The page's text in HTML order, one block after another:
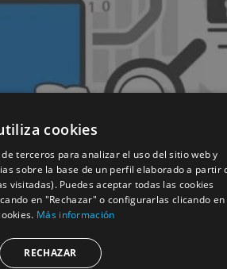
se erigen como pilares
cookies
de terceros para analizar el uso del sitio web y
sobre la base de un perfil elaborado a partir
visitadas). Puedes aceptar todas las cookies
en "Rechazar" o configurarlas clicando en
Más información
RECHAZAR